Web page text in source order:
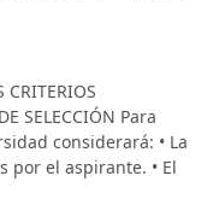
CRITERIOS
SELECCIÓN Para
considerará: • La
por el aspirante. • El